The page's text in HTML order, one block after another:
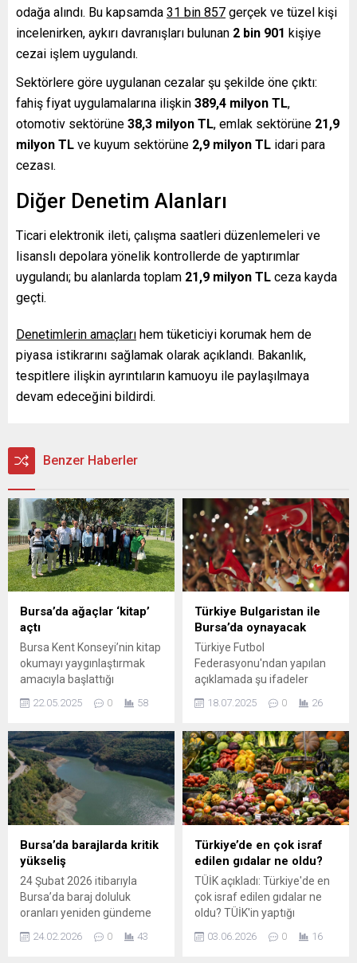
odağa alındı. Bu kapsamda 31 bin 857 gerçek ve tüzel kişi
incelenirken, aykırı davranışları bulunan 2 bin 901 kişiye
cezai işlem uygulandı.
Sektörlere göre uygulanan cezalar şu şekilde öne çıktı:
fahiş fiyat uygulamalarına ilişkin 389,4 milyon TL,
otomotiv sektörüne 38,3 milyon TL, emlak sektörüne 21,9
milyon TL ve kuyum sektörüne 2,9 milyon TL idari para
cezası.
Diğer Denetim Alanları
Ticari elektronik ileti, çalışma saatleri düzenlemeleri ve
lisanslı depolara yönelik kontrollerde de yaptırımlar
uygulandı; bu alanlarda toplam 21,9 milyon TL ceza kayda
geçti.
Denetimlerin amaçları hem tüketiciyi korumak hem de
piyasa istikrarını sağlamak olarak açıklandı. Bakanlık,
tespitlere ilişkin ayrıntıların kamuoyu ile paylaşılmaya
devam edeceğini bildirdi.
Benzer Haberler
Bursa’da ağaçlar ‘kitap’
açtı
Bursa Kent Konseyi’nin kitap
okumayı yaygınlaştırmak
amacıyla başlattığı
‘Okuduğun kitabı getir,
ağaca dönüşsün’ projesini
Parkı’ndaki ağaçlara kitaplar
asıldı. Kitap okuma
farkındalığını artırmak ve
insanlara beklemedikleri
anda kitaplar sunarak
okumalarını sağlamak
amacıyla Bursa Kent
Konseyi Kadın Meclisi
tarafından ‘Okuduğun kitabı
getir, ağaca dönüşsün’
projesi başlatıldı. Santral
Garaj, Küplüpınar,
Gaziakdemir,...
22.05.2025 0 58
Türkiye Bulgaristan ile
Bursa’da oynayacak
Türkiye Futbol
Federasyonu'ndan yapılan
açıklamada şu ifadeler
kullanıldı: A Millî Takımımız,
2026 FIFA Dünya Kupası
Grubu'nda Kasım ayında
oynayacağı son iç saha
maçında Bulgaristan ile
Bursa'da
karşılaşacak.Atatürk Spor
Kompleksi ...
18.07.2025 0 26
Bursa’da barajlarda kritik
yükseliş
24 Şubat 2026 itibarıyla
Bursa’da baraj doluluk
oranları yeniden gündeme
Kanalizasyon İdaresi
24.02.2026 0 43
Türkiye’de en çok israf
edilen gıdalar ne oldu?
TÜİK açıkladı: Türkiye'de en
çok israf edilen gıdalar ne
oldu? TÜİK'in yaptığı
Türkiye'de bir evin içinde
03.06.2026 0 16